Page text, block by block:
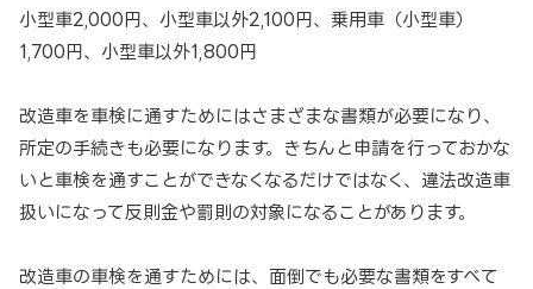
小型車2,000円、小型車以外2,100円、乗用車（小型車）
1,700円、小型車以外1,800円
改造車を車検に通すためにはさまざまな書類が必要になり、
所定の手続きも必要になります。きちんと申請を行っておかな
いと車検を通すことができなくなるだけではなく、違法改造車
扱いになって反則金や罰則の対象になることがあります。
改造車の車検を通すためには、面倒でも必要な書類をすべて